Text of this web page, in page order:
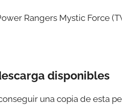
Rangers Mystic Force
disponibles
una copia de esta